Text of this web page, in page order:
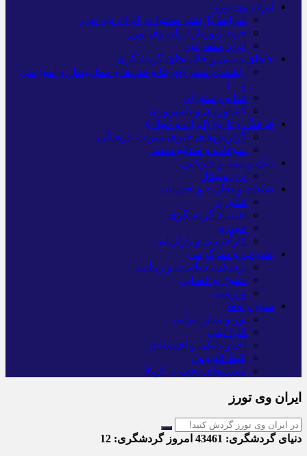
ایران وی تورز
شرایط بازنشر محتوا در ایران وی تورز
خرید رپورتاژ ایران وی تورز
ایران سفر تور
جاهای دیدنی و جاذبه‌های گردشگری
راهنمای سفر (تورها و هتل‌ها و حمل‌و‌نقل و آموزشی
و…)
غذا و رستوران
کشاورزی و دامپروری
فرهنگ و تاریخ (ایران و جهان)
گزارش‌های خبری میراث فرهنگی
سوغات و صنایع دستی
بانک و بیمه و فارکس
ارزدیجیتال
صنعت و تجارت و خدمات
فناوری
اقتصاد گردشگری
خودرو
کارآفرینی و بازاریابی
عمومی و سرگرمی
پزشکی، سلامت و زیبایی
حقوق و قضایی
ورزشی
سایر راه‌ها
تور و سفر ایرانی
کارا دیلی
اخبار بانکی و اقتصادی
بلیط اتوبوس
مسیرهای نجف به کربلا
ایران وی تورز
دنیای گردشگری: امروز گردشگری: